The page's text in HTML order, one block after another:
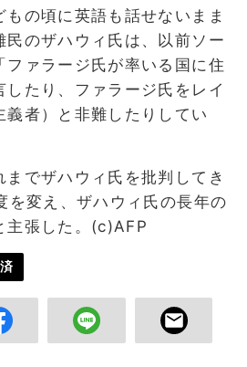
の頃に英語も話せないまま
民のザハウィ氏は、以前ソー
ファラージ氏が率いる国に住
したり、ファラージ氏をレイ
義者）と非難したりしてい
までザハウィ氏を批判してき
を変え、ザハウィ氏の長年の
主張した。(c)AFP